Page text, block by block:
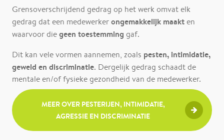
Grensoverschrijdend gedrag op het werk omvat elk
gedrag dat een medewerkerongemakkelijk maakten
waarvoor diegeen toestemming gaf.
Dit kan vele vormen aannemen, zoals pesten, intimidatie,
geweld en discriminatie. Dergelijk gedrag schaadt de
mentale en/of fysieke gezondheid van de medewerker.
MEER OVER PESTERIJEN, INTIMIDATIE,
AGRESSIE EN DISCRIMINATIE